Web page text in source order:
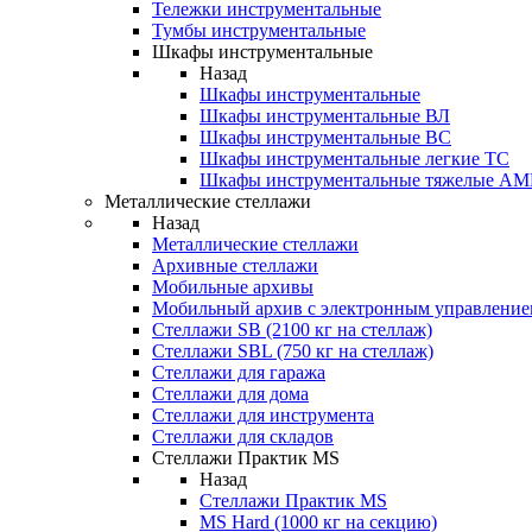
Тележки инструментальные
Тумбы инструментальные
Шкафы инструментальные
Назад
Шкафы инструментальные
Шкафы инструментальные ВЛ
Шкафы инструментальные ВС
Шкафы инструментальные легкие ТС
Шкафы инструментальные тяжелые
Металлические стеллажи
Назад
Металлические стеллажи
Архивные стеллажи
Мобильные архивы
Мобильный архив с электронным
Стеллажи SB (2100 кг на стеллаж)
Стеллажи SBL (750 кг на стеллаж)
Стеллажи для гаража
Стеллажи для дома
Стеллажи для инструмента
Стеллажи для складов
Стеллажи Практик MS
Назад
Стеллажи Практик MS
MS Hard (1000 кг на секцию)